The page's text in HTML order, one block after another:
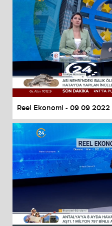
Reel Ekonomi - 09 09 2022